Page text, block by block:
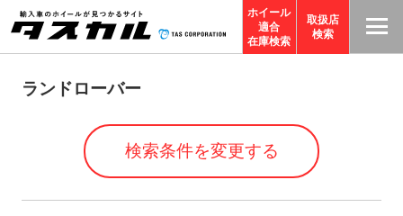
ホイール
適合
在庫検索
取扱店
検索
ランドローバー
検索条件を変更する
T